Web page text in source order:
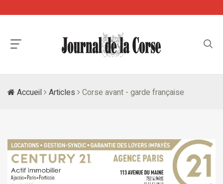
Accueil Articles Corse avant - garde française